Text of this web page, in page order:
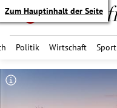
Zum Hauptinhalt der Seite
Politik Wirtschaft Sport